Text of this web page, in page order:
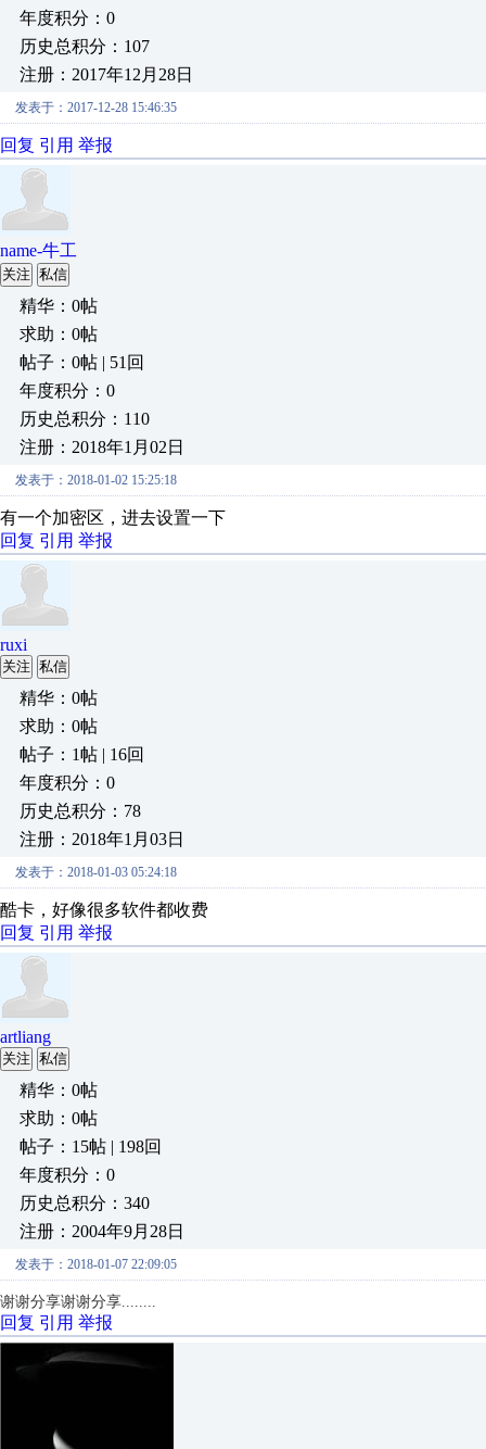
年度积分：0
历史总积分：107
注册：2017年12月28日
发表于：2017-12-28 15:46:35
回复 引用 举报
name-牛工
关注 私信
精华：0帖
求助：0帖
帖子：0帖 | 51回
年度积分：0
历史总积分：110
注册：2018年1月02日
发表于：2018-01-02 15:25:18
有一个加密区，进去设置一下
回复 引用 举报
ruxi
关注 私信
精华：0帖
求助：0帖
帖子：1帖 | 16回
年度积分：0
历史总积分：78
注册：2018年1月03日
发表于：2018-01-03 05:24:18
酷卡，好像很多软件都收费
回复 引用 举报
artliang
关注 私信
精华：0帖
求助：0帖
帖子：15帖 | 198回
年度积分：0
历史总积分：340
注册：2004年9月28日
发表于：2018-01-07 22:09:05
谢谢分享谢谢分享........
回复 引用 举报